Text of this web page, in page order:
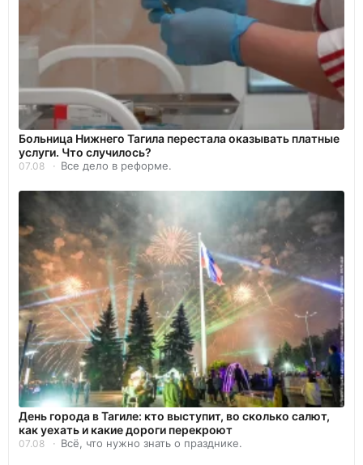
Больница Нижнего Тагила перестала оказывать платные
услуги. Что случилось?
07.08 Все дело в реформе.
День города в Тагиле: кто выступит, во сколько салют,
как уехать и какие дороги перекроют
07.08 Всё, что нужно знать о празднике.